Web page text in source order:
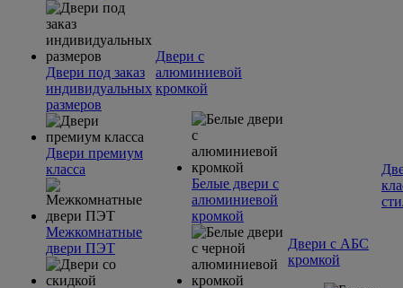
Двери под заказ
индивидуальных
размеров
Двери премиум
класса
Межкомнатные
двери ПЭТ
Двери с
алюминиевой
кромкой
Белые двери с
алюминиевой
кромкой
Двери с АБС
кромкой